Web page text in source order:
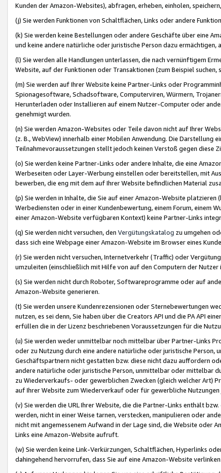
Kunden der Amazon-Websites), abfragen, erheben, einholen,
(j) Sie werden Funktionen von Schaltflächen, Links oder andere
(k) Sie werden keine Bestellungen oder andere Geschäfte über eine
und keine andere natürliche oder juristische Person dazu
(l) Sie werden alle Handlungen unterlassen, die nach vernünftigem
Website, auf der Funktionen oder Transaktionen (zum Beispiel
(m) Sie werden auf Ihrer Website keine Partner-Links oder
Spionagesoftware, Schadsoftware, Computerviren, Würmern,
Herunterladen oder Installieren auf einem Nutzer-Computer oder
genehmigt wurden.
(n) Sie werden Amazon-Websites oder Teile davon nicht auf Ihrer
(z. B., WebView) innerhalb einer Mobilen Anwendung. Die Darstellung
Teilnahmevoraussetzungen stellt jedoch keinen Verstoß gegen diese
(o) Sie werden keine Partner-Links oder andere Inhalte, die eine
Werbeseiten oder Layer-Werbung einstellen oder bereitstellen, mit
bewerben, die eng mit dem auf Ihrer Website befindlichen Material
(p) Sie werden in Inhalte, die Sie auf einer Amazon-Website
Werbediensten oder in einer Kundenbewertung, einem Forum, einem
einer Amazon-Website verfügbaren Kontext) keine Partner-Links
(q) Sie werden nicht versuchen, den Vergütungskatalog zu umgehen
dass sich eine Webpage einer Amazon-Website im Browser eines
(r) Sie werden nicht versuchen, Internetverkehr (Traffic) oder
umzuleiten (einschließlich mit Hilfe von auf den Computern der
(s) Sie werden nicht durch Roboter, Softwareprogramme oder auf
Amazon-Website generieren.
(t) Sie werden unsere Kundenrezensionen oder Sternebewertungen
nutzen, es sei denn, Sie haben über die Creators API und die PA API
erfüllen die in der Lizenz beschriebenen Voraussetzungen für die
(u) Sie werden weder unmittelbar noch mittelbar über Partner-Links
oder zu Nutzung durch eine andere natürliche oder juristische
Geschäftspartnern nicht gestatten bzw. diese nicht dazu auffordern
andere natürliche oder juristische Person, unmittelbar oder mittelbar
zu Wiederverkaufs- oder gewerblichen Zwecken (gleich welcher Art)
auf Ihrer Website zum Wiederverkauf oder für gewerbliche
(v) Sie werden die URL Ihrer Website, die die Partner-Links enthält
werden, nicht in einer Weise tarnen, verstecken, manipulieren oder
nicht mit angemessenem Aufwand in der Lage sind, die Website oder
Links eine Amazon-Website aufruft.
(w) Sie werden keine Link-Verkürzungen, Schaltflächen, Hyperlinks
dahingehend hervorrufen, dass Sie auf eine Amazon-Website